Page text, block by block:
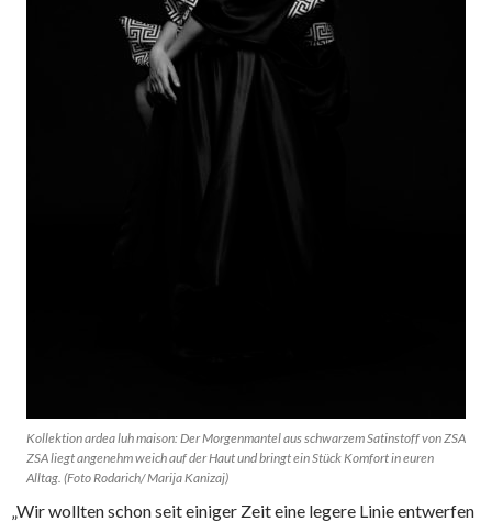
Kollektion ardea luh maison: Der Morgenmantel aus schwarzem Satinstoff von ZSA
ZSA liegt angenehm weich auf der Haut und bringt ein Stück Komfort in euren
Alltag. (Foto Rodarich/ Marija Kanizaj)
„Wir wollten schon seit einiger Zeit eine legere Linie entwerfen